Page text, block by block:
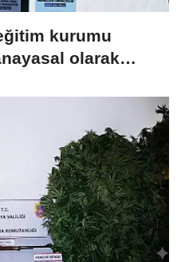
kurumu
olarak